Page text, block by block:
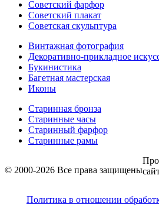
Советский фарфор
Советский плакат
Советская скульптура
Винтажная фотография
Декоративно-прикладное
Букинистика
Багетная мастерская
Иконы
Старинная бронза
Старинные часы
Старинный фарфор
Старинные рамы
© 2000-2026 Все права защищены
Политика в отношении